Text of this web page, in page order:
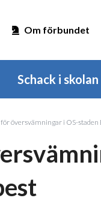
Om förbundet
Schack i skolan
översvämningar i OS-staden